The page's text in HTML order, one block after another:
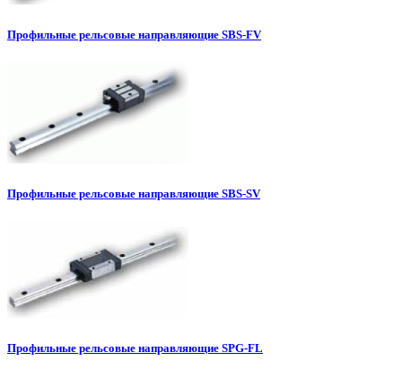
Профильные рельсовые направляющие SBS-FV
Профильные рельсовые направляющие SBS-SV
Профильные рельсовые направляющие SPG-FL